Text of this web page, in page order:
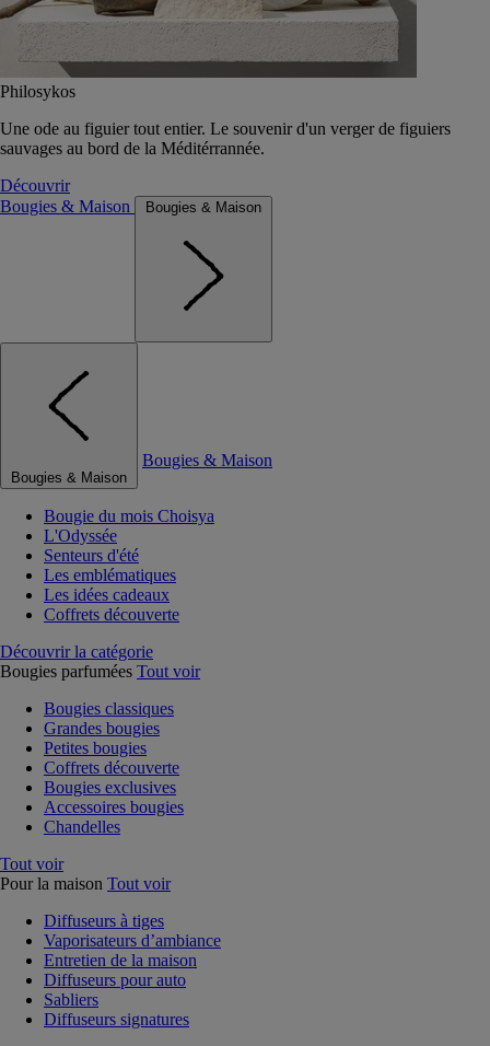
Philosykos
Une ode au figuier tout entier. Le souvenir d'un verger de figuiers
sauvages au bord de la Méditérrannée.
Découvrir
Bougies & Maison
Bougies & Maison
Bougies & Maison
Bougies & Maison
Bougie du mois Choisya
L'Odyssée
Senteurs d'été
Les emblématiques
Les idées cadeaux
Coffrets découverte
Découvrir la catégorie
Bougies parfumées Tout voir
Bougies classiques
Grandes bougies
Petites bougies
Coffrets découverte
Bougies exclusives
Accessoires bougies
Chandelles
Tout voir
Pour la maison Tout voir
Diffuseurs à tiges
Vaporisateurs d’ambiance
Entretien de la maison
Diffuseurs pour auto
Sabliers
Diffuseurs signatures